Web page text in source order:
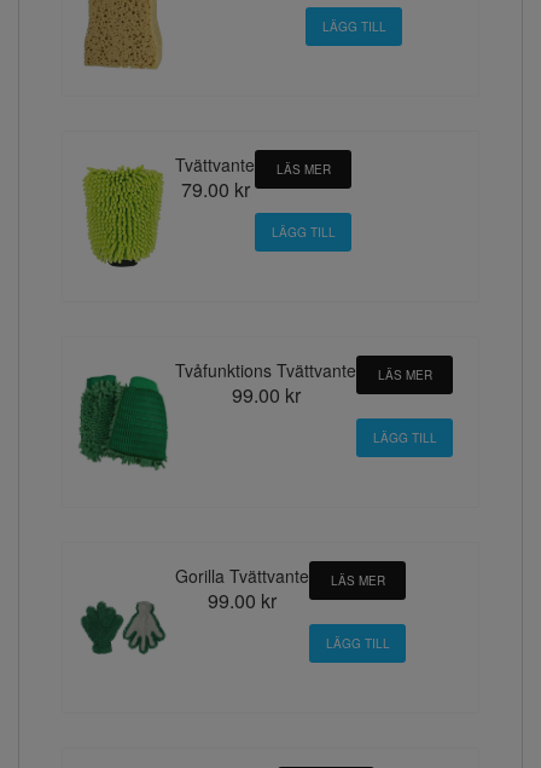
Tvättvante
79.00 kr
LÄS MER
Tvåfunktions Tvättvante
99.00 kr
LÄS MER
Gorilla Tvättvante
99.00 kr
LÄS MER